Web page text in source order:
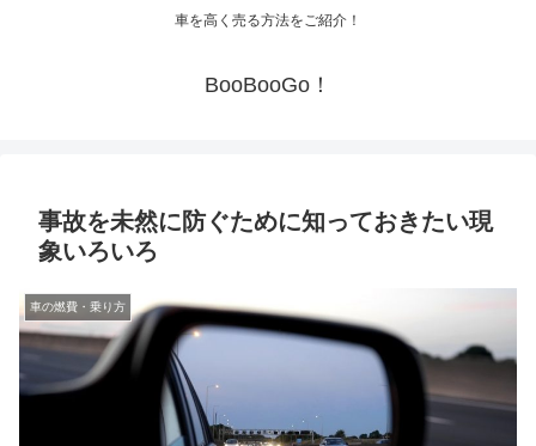
車を高く売る方法をご紹介！
BooBooGo！
事故を未然に防ぐために知っておきたい現
象いろいろ
車の燃費・乗り方